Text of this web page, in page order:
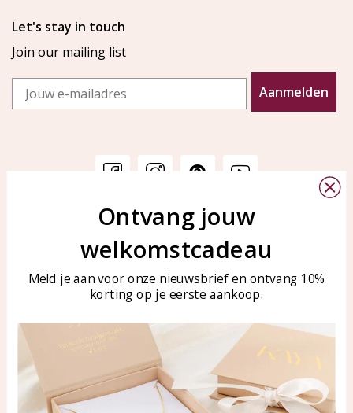
Let's stay in touch
Join our mailing list
Email
Aanmelden
Customer service
Customer service
Care for your jewelry
KAYA Sieraden
Bellen of WhatsApp Ma-Vr
Tel: 0850003187
WhatsApp: 0850003187
klantenservice@kayasierade
Products KAYA Sieraden
Ontvang jouw
welkomstcadeau
Meld je aan voor onze nieuwsbrief en ontvang 10%
korting op je eerste aankoop.